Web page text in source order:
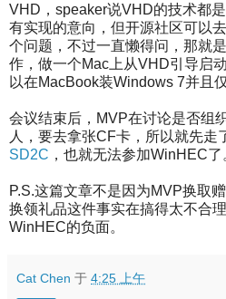
VHD，speaker说VHD的技术都
有实现的意向，但开源社区可以
个问题，不过一直懒得问，那就
作，做一个Mac上从VHD引导启
以在MacBook装Windows 7并且
会议结束后，MVP在讨论是否组
人，要去拿张CF卡，所以就先走
SD2C ，也就无法参加WinHEC了
P.S.这篇文章不是因为MVP换取
换领礼品这件事实在搞得太不合
WinHEC的负面。
Cat Chen 于 4:25 上午